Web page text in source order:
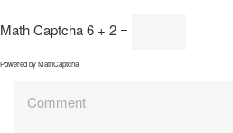
Math Captcha6 + 2 =
Powered byMathCaptcha